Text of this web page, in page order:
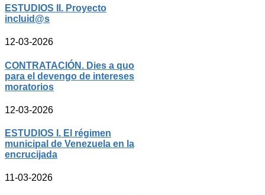
ESTUDIOS II. Proyecto
incluid@s
12-03-2026
CONTRATACIÓN. Dies a quo
para el devengo de intereses
moratorios
12-03-2026
ESTUDIOS I. El régimen
municipal de Venezuela en la
encrucijada
11-03-2026